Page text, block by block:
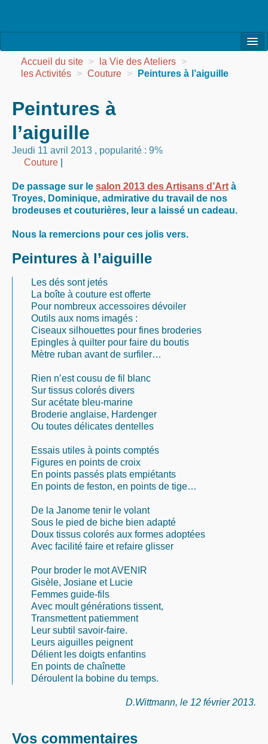
l’Association
la Vie des Ateliers
les Evénements
les Réalisations
Agenda
Contact
Accueil du site > la Vie des Ateliers >
les Activités > Couture > Peintures à l’aiguille
Peintures à
l’aiguille
Jeudi 11 avril 2013 , popularité : 9%
Couture
De passage sur le salon 2013 des Artisans d’Art à
Troyes, Dominique, admirative du travail de nos
brodeuses et couturières, leur a laissé un cadeau.
Nous la remercions pour ces jolis vers.
Peintures à l’aiguille
Les dés sont jetés
La boîte à couture est offerte
Pour nombreux accessoires dévoiler
Outils aux noms imagés :
Ciseaux silhouettes pour fines broderies
Epingles à quilter pour faire du boutis
Mètre ruban avant de surfiler…
Rien n’est cousu de fil blanc
Sur tissus colorés divers
Sur acétate bleu-marine
Broderie anglaise, Hardenger
Ou toutes délicates dentelles
Essais utiles à points comptés
Figures en points de croix
En points passés plats empiétants
En points de feston, en points de tige…
De la Janome tenir le volant
Sous le pied de biche bien adapté
Doux tissus colorés aux formes adoptées
Avec facilité faire et refaire glisser
Pour broder le mot AVENIR
Gisèle, Josiane et Lucie
Femmes guide-fils
Avec moult générations tissent,
Transmettent patiemment
Leur subtil savoir-faire.
Leurs aiguilles peignent
Délient les doigts enfantins
En points de chaînette
Déroulent la bobine du temps.
D.Wittmann, le 12 février 2013.
Vos commentaires